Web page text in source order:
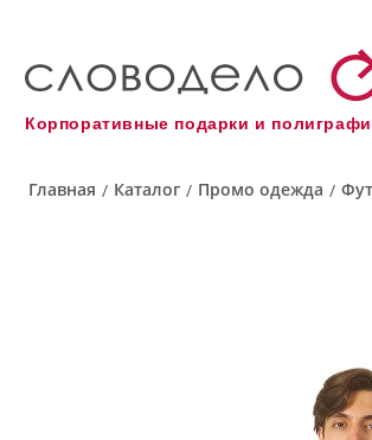
Корпоративные подарки и
Главная / Каталог / Промо одежда /